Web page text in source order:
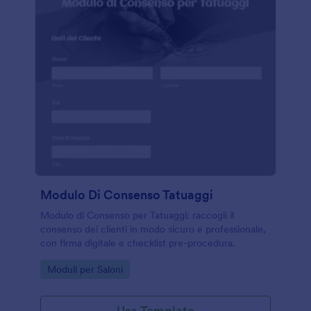
Modulo Di Consenso Tatuaggi
Modulo di Consenso per Tatuaggi: raccogli il
consenso dei clienti in modo sicuro e professionale,
con firma digitale e checklist pre-procedura.
Go to Category:
Moduli per Saloni